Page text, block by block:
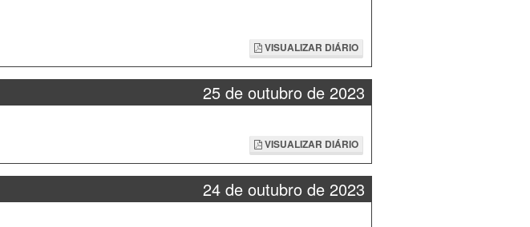
VISUALIZAR DIÁRIO
25 de outubro de 2023
VISUALIZAR DIÁRIO
24 de outubro de 2023